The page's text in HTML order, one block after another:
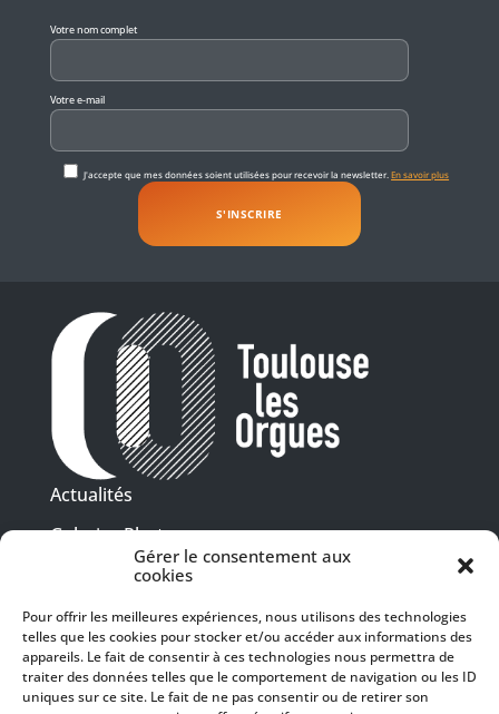
Gérer le consentement aux
cookies
Pour offrir les meilleures expériences, nous utilisons des technologies
telles que les cookies pour stocker et/ou accéder aux informations des
appareils. Le fait de consentir à ces technologies nous permettra de
traiter des données telles que le comportement de navigation ou les ID
uniques sur ce site. Le fait de ne pas consentir ou de retirer son
Votre nom complet
Votre e-mail
J'accepte que mes données soient utilisées pour recevoir la newsletter.En savoir plus
Actualités
Galeries Photos
Vidéothèque
Presse
Programme PDF
Billetterie
Recrutement